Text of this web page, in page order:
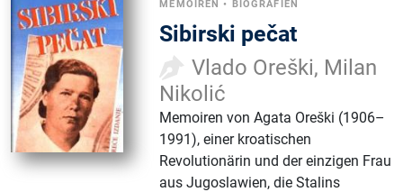
MEMOIREN • BIOGRAFIEN
Sibirski pečat
Vlado Oreški, Milan
Nikolić
Memoiren von Agata Oreški (1906–
1991), einer kroatischen
Revolutionärin und der einzigen Frau
aus Jugoslawien, die Stalins